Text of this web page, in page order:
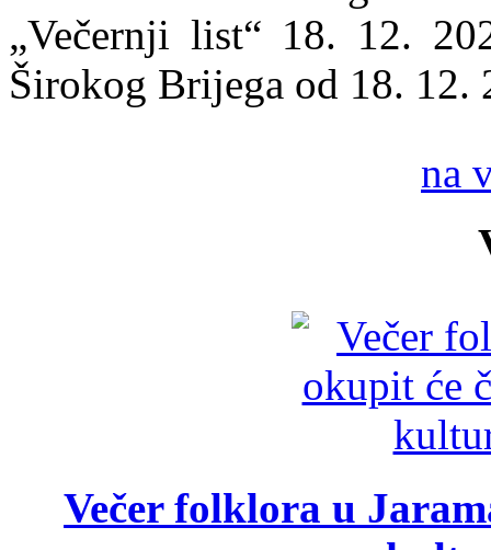
„Večernji list“ 18. 12.
Širokog Brijega od 18. 12.
na
Večer folklora u